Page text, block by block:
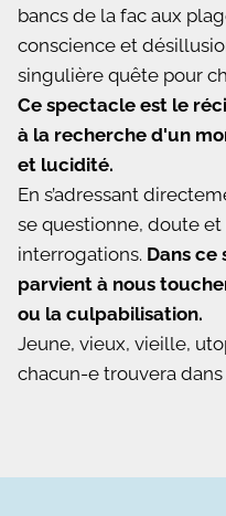
bancs de la fac aux
conscience et
singulière quête pour
Ce spectacle est le
à la recherche d'un
et lucidité.
En s’adressant
se questionne, doute
interrogations. Dans
parvient à nous
ou la culpabilisation.
Jeune, vieux, vieille,
chacun-e trouvera